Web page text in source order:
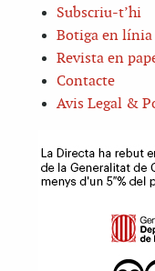
Subscriu-t’hi
Botiga en línia
Revista en
Contacte
Avis Legal &